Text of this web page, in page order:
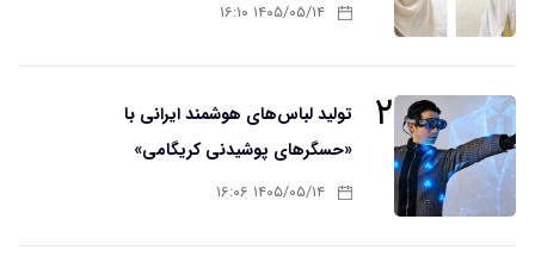
۱۴۰۵/۰۵/۱۴ ۱۶:۱۰
۲
تولید لباس‌های هوشمند ایرانی با
«حسگرهای پوشیدنی کریگامی»
۱۴۰۵/۰۵/۱۴ ۱۶:۰۶